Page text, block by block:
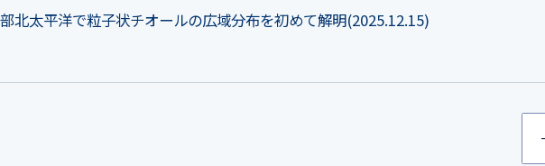
北太平洋で粒子状チオールの広域分布を初めて解明(2025.12.15)